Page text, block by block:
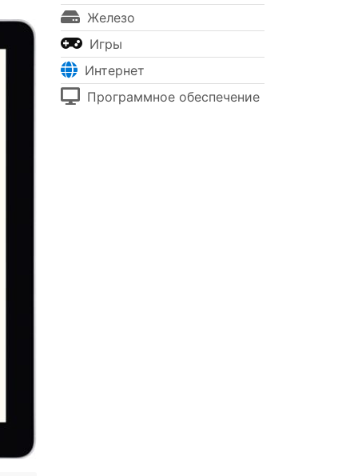
Железо
Игры
Интернет
Программное обеспечение